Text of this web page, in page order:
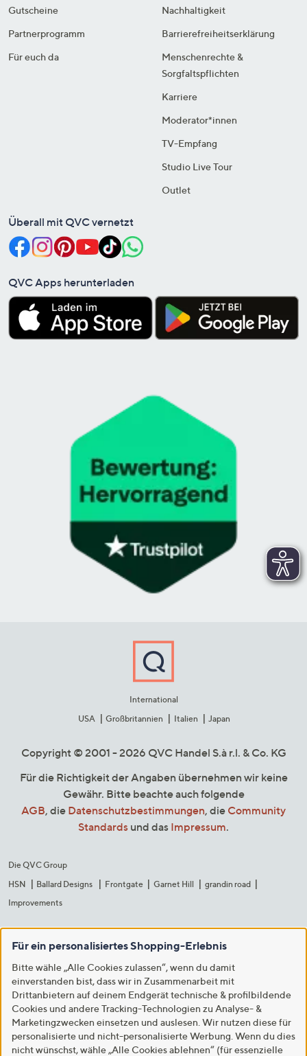
Gutscheine
Partnerprogramm
Für euch da
Nachhaltigkeit
Barrierefreiheitserklärung
Menschenrechte &
Sorgfaltspflichten
Karriere
Moderator*innen
TV-Empfang
Studio Live Tour
Outlet
Überall mit QVC vernetzt
QVC Apps herunterladen
International
USA
Großbritannien Italien Japan
Copyright © 2001 - 2026 QVC Handel S.à r.l. & Co. KG
Für die Richtigkeit der Angaben übernehmen wir keine
Gewähr. Bitte beachte auch folgende
AGB, die Datenschutzbestimmungen, die Community
Standards und das Impressum.
Die QVC Group
HSN
Ballard Designs Frontgate Garnet Hill
grandin road
Improvements
Für ein personalisiertes Shopping-Erlebnis
Bitte wähle „Alle Cookies zulassen“, wenn du damit
einverstanden bist, dass wir in Zusammenarbeit mit
Drittanbietern auf deinem Endgerät technische & profilbildende
Cookies und andere Tracking-Technologien zu Analyse- &
Marketingzwecken einsetzen und auslesen. Wir nutzen diese für
personalisierte und nicht-personalisierte Werbung. Wenn du dies
nicht wünschst, wähle „Alle Cookies ablehnen“ (für essenzielle